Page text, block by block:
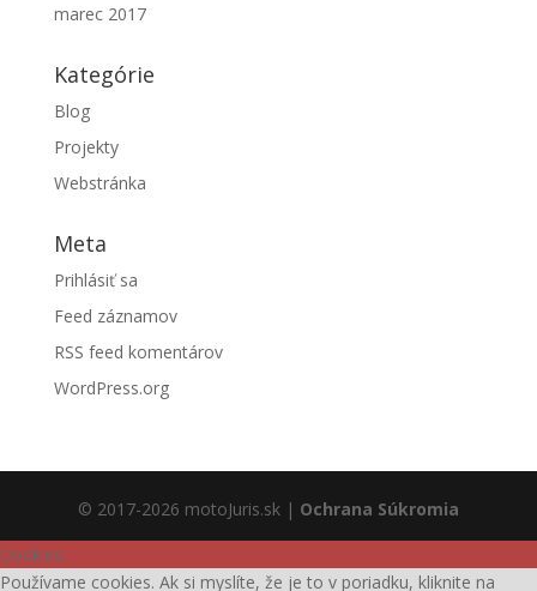
marec 2017
Kategórie
Blog
Projekty
Webstránka
Meta
Prihlásiť sa
Feed záznamov
RSS feed komentárov
WordPress.org
© 2017-2026 motoJuris.sk | Ochrana Súkromia
Cookies
Používame cookies. Ak si myslíte, že je to v poriadku, kliknite na